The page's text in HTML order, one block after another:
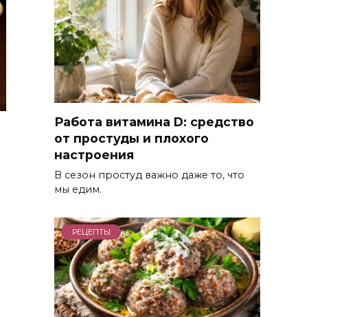
Работа витамина D: средство
от простуды и плохого
настроения
В сезон простуд важно даже то, что
мы едим.
РЕЦЕПТЫ